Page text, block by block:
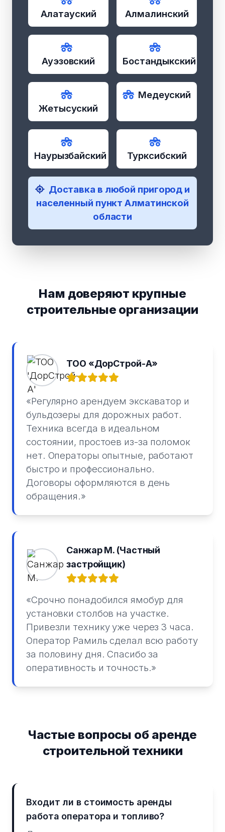
Алатауский Алмалинский
Ауэзовский Бостандыкский
Жетысуский
Медеуский
Наурызбайский Турксибский
Доставка в любой пригород и
населенный пункт Алматинской
области
Нам доверяют крупные
строительные организации
ТОО «ДорСтрой-А»
«Регулярно арендуем экскаватор и
бульдозеры для дорожных работ.
Техника всегда в идеальном
состоянии, простоев из-за поломок
нет. Операторы опытные, работают
быстро и профессионально.
Договоры оформляются в день
обращения.»
Санжар М. (Частный
застройщик)
«Срочно понадобился ямобур для
установки столбов на участке.
Привезли технику уже через 3 часа.
Оператор Рамиль сделал всю работу
за половину дня. Спасибо за
оперативность и точность.»
Частые вопросы об аренде
строительной техники
Входит ли в стоимость аренды
работа оператора и топливо?